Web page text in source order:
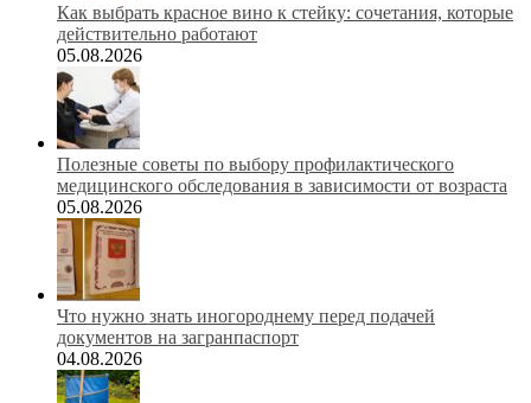
Как выбрать красное вино к стейку: сочетания, которые
действительно работают
05.08.2026
Полезные советы по выбору профилактического
медицинского обследования в зависимости от возраста
05.08.2026
Что нужно знать иногороднему перед подачей
документов на загранпаспорт
04.08.2026